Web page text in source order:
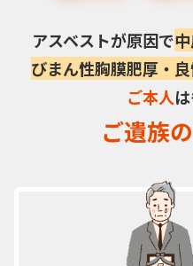
アスベストが原因で
びまん性胸膜肥厚・
ご本人
ご遺族